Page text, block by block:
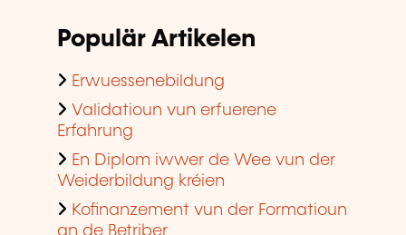
Populär Artikelen
Erwuessenebildung
Validatioun vun erfuerene
Erfahrung
En Diplom iwwer de Wee vun der
Weiderbildung kréien
Kofinanzement vun der Formatioun